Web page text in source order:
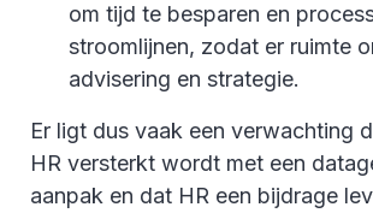
om tijd te besparen en
stroomlijnen, zodat er ruimte
advisering en strategie.
Er ligt dus vaak een verwachting
HR versterkt wordt met een
aanpak en dat HR een bijdrage